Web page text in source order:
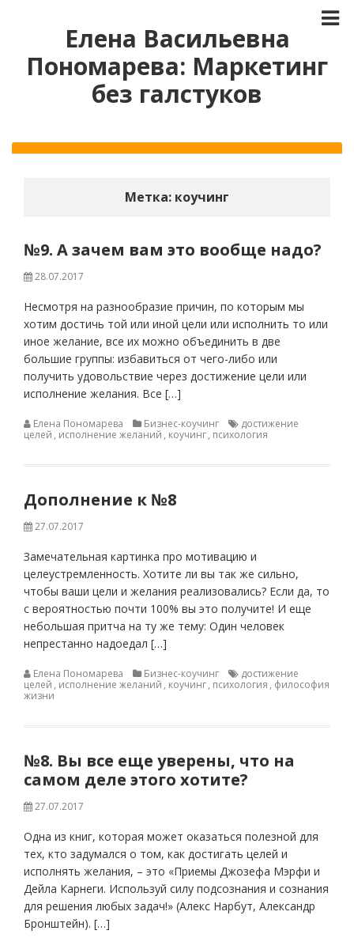
Елена Васильевна
Пономарева: Маркетинг
без галстуков
Метка: коучинг
№9. А зачем вам это вообще надо?
28.07.2017
Несмотря на разнообразие причин, по которым мы
хотим достичь той или иной цели или исполнить то или
иное желание, все их можно объединить в две
большие группы: избавиться от чего-либо или
получить удовольствие через достижение цели или
исполнение желания. Все […]
Елена Пономарева Бизнес-коучинг
достижение
целей , исполнение желаний , коучинг, психология
Дополнение к №8
27.07.2017
Замечательная картинка про мотивацию и
целеустремленность. Хотите ли вы так же сильно,
чтобы ваши цели и желания реализовались? Если да, то
с вероятностью почти 100% вы это получите! И еще
небольшая притча на ту же тему: Один человек
непрестанно надоедал […]
Елена Пономарева Бизнес-коучинг
достижение
целей , исполнение желаний , коучинг, психология , философия
жизни
№8. Вы все еще уверены, что на
самом деле этого хотите?
27.07.2017
Одна из книг, которая может оказаться полезной для
тех, кто задумался о том, как достигать целей и
исполнять желания, – это «Приемы Джозефа Мэрфи и
Дейла Карнеги. Используй силу подсознания и сознания
для решения любых задач!» (Алекс Нарбут, Александр
Бронштейн). […]